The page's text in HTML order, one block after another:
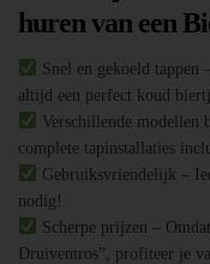
huren van een
Snel en gekoeld tappen
altijd een perfect koud
Verschillende modellen
complete tapinstallaties
Gebruiksvriendelijk –
nodig!
Scherpe prijzen –
Druiventros”, profiteer je